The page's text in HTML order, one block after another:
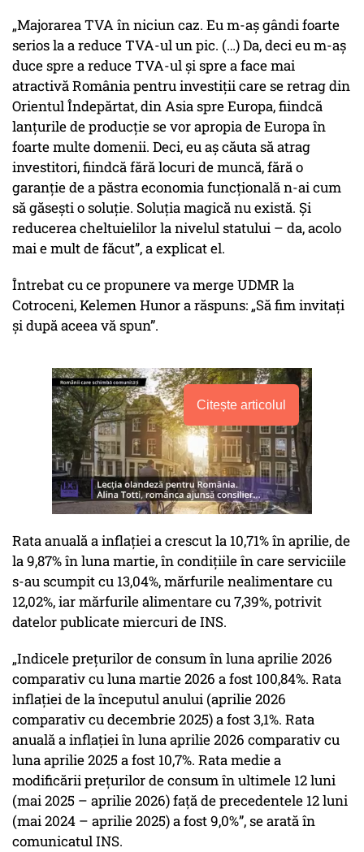
„Majorarea TVA în niciun caz. Eu m-aş gândi foarte
serios la a reduce TVA-ul un pic. (…) Da, deci eu m-aş
duce spre a reduce TVA-ul şi spre a face mai
atractivă România pentru investiţii care se retrag din
Orientul Îndepărtat, din Asia spre Europa, fiindcă
lanţurile de producţie se vor apropia de Europa în
foarte multe domenii. Deci, eu aş căuta să atrag
investitori, fiindcă fără locuri de muncă, fără o
garanţie de a păstra economia funcţională n-ai cum
să găseşti o soluţie. Soluţia magică nu există. Şi
reducerea cheltuielilor la nivelul statului – da, acolo
mai e mult de făcut”, a explicat el.
Întrebat cu ce propunere va merge UDMR la
Cotroceni, Kelemen Hunor a răspuns: „Să fim invitaţi
şi după aceea vă spun”.
Citește articolul
Rata anuală a inflaţiei a crescut la 10,71% în aprilie, de
la 9,87% în luna martie, în condiţiile în care serviciile
s-au scumpit cu 13,04%, mărfurile nealimentare cu
12,02%, iar mărfurile alimentare cu 7,39%, potrivit
datelor publicate miercuri de INS.
„Indicele preţurilor de consum în luna aprilie 2026
comparativ cu luna martie 2026 a fost 100,84%. Rata
inflaţiei de la începutul anului (aprilie 2026
comparativ cu decembrie 2025) a fost 3,1%. Rata
anuală a inflaţiei în luna aprilie 2026 comparativ cu
luna aprilie 2025 a fost 10,7%. Rata medie a
modificării preţurilor de consum în ultimele 12 luni
(mai 2025 – aprilie 2026) faţă de precedentele 12 luni
(mai 2024 – aprilie 2025) a fost 9,0%”, se arată în
comunicatul INS.